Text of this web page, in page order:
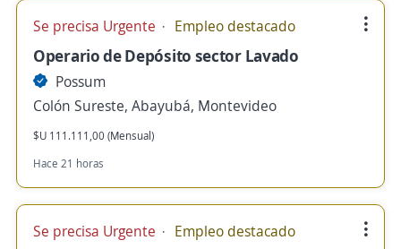
Se precisa Urgente Empleo destacado
Operario de Depósito sector Lavado
Possum
Colón Sureste, Abayubá, Montevideo
$U 111.111,00 (Mensual)
Hace 21 horas
Se precisa Urgente Empleo destacado